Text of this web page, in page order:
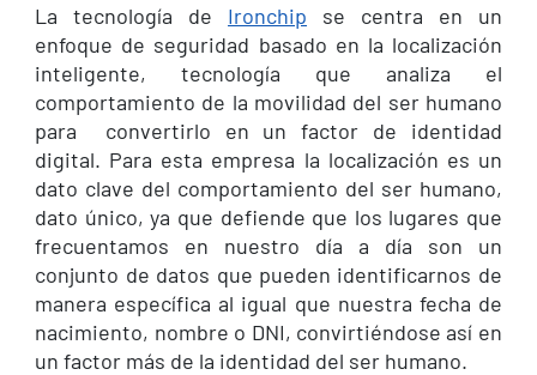
La tecnología de Ironchip se centra en un
enfoque de seguridad basado en la localización
inteligente, tecnología que analiza el
comportamiento de la movilidad del ser humano
para convertirlo en un factor de identidad
digital. Para esta empresa la localización es un
dato clave del comportamiento del ser humano,
dato único, ya que defiende que los lugares que
frecuentamos en nuestro día a día son un
conjunto de datos que pueden identificarnos de
manera específica al igual que nuestra fecha de
nacimiento, nombre o DNI, convirtiéndose así en
un factor más de la identidad del ser humano.